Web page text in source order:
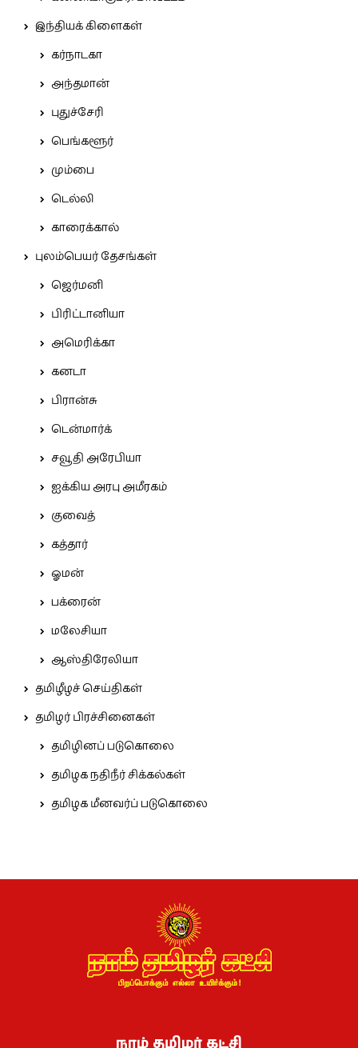
இந்தியக் கிளைகள்
கர்நாடகா
அந்தமான்
புதுச்சேரி
பெங்களூர்
மும்பை
டெல்லி
காரைக்கால்
புலம்பெயர் தேசங்கள்
ஜெர்மனி
பிரிட்டானியா
அமெரிக்கா
கனடா
பிரான்சு
டென்மார்க்
சவூதி அரேபியா
ஐக்கிய அரபு அமீரகம்
குவைத்
கத்தார்
ஓமன்
பக்ரைன்
மலேசியா
ஆஸ்திரேலியா
தமிழீழச் செய்திகள்
தமிழர் பிரச்சினைகள்
தமிழினப் படுகொலை
தமிழக நதிநீர் சிக்கல்கள்
தமிழக மீனவர்ப் படுகொலை